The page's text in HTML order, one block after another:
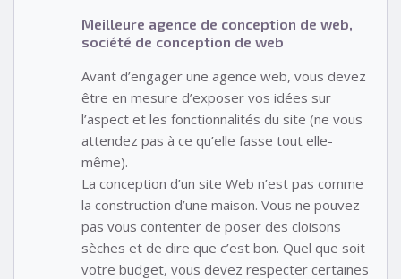
Meilleure agence de conception de web,
société de conception de web
Avant d’engager une agence web, vous devez
être en mesure d’exposer vos idées sur
l’aspect et les fonctionnalités du site (ne vous
attendez pas à ce qu’elle fasse tout elle-
même).
La conception d’un site Web n’est pas comme
la construction d’une maison. Vous ne pouvez
pas vous contenter de poser des cloisons
sèches et de dire que c’est bon. Quel que soit
votre budget, vous devez respecter certaines